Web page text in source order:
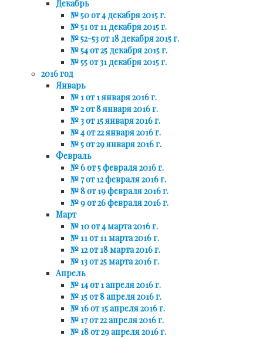
Декабрь
№ 50 от 4 декабря 2015 г.
№ 51 от 11 декабря 2015 г.
№ 52-53 от 18 декабря 2015 г.
№ 54 от 25 декабря 2015 г.
№ 55 от 31 декабря 2015 г.
2016 год
Январь
№ 1 от 1 января 2016 г.
№ 2 от 8 января 2016 г.
№ 3 от 15 января 2016 г.
№ 4 от 22 января 2016 г.
№ 5 от 29 января 2016 г.
Февраль
№ 6 от 5 февраля 2016 г.
№ 7 от 12 февраля 2016 г.
№ 8 от 19 февраля 2016 г.
№ 9 от 26 февраля 2016 г.
Март
№ 10 от 4 марта 2016 г.
№ 11 от 11 марта 2016 г.
№ 12 от 18 марта 2016 г.
№ 13 от 25 марта 2016 г.
Апрель
№ 14 от 1 апреля 2016 г.
№ 15 от 8 апреля 2016 г.
№ 16 от 15 апреля 2016 г.
№ 17 от 22 апреля 2016 г.
№ 18 от 29 апреля 2016 г.